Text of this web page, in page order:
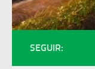
SEGUIR: